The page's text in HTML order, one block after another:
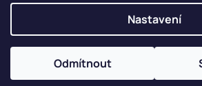
Nastavení
Odmítnout
Sledovat na
NakódovaloRemedio Digital|
Copyright 2026PETRAplast s.r.o.
vyhrazena.Upravit